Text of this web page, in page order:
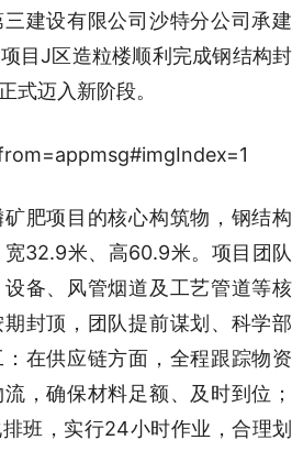
建设有限公司沙特分公司承建
目J区造粒楼顺利完成钢结构封
式迈入新阶段。
肥项目的核心构筑物，钢结构
32.9米、高60.9米。项目团队
备、风管烟道及工艺管道等核
封顶，团队提前谋划、科学部
在供应链方面，全程跟踪物资
，确保材料足额、及时到位；
班，实行24小时作业，合理划